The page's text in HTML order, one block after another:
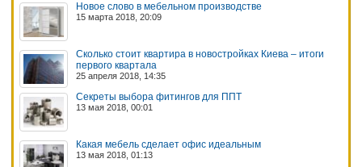
Новое слово в мебельном производстве
15 марта 2018, 20:09
Сколько стоит квартира в новостройках Киева – итоги
первого квартала
25 апреля 2018, 14:35
Секреты выбора фитингов для ППТ
13 мая 2018, 00:01
Какая мебель сделает офис идеальным
13 мая 2018, 01:13